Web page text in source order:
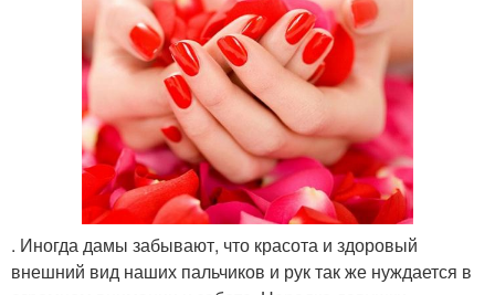
. Иногда дамы забывают, что красота и здоровый
внешний вид наших пальчиков и рук так же нуждается в